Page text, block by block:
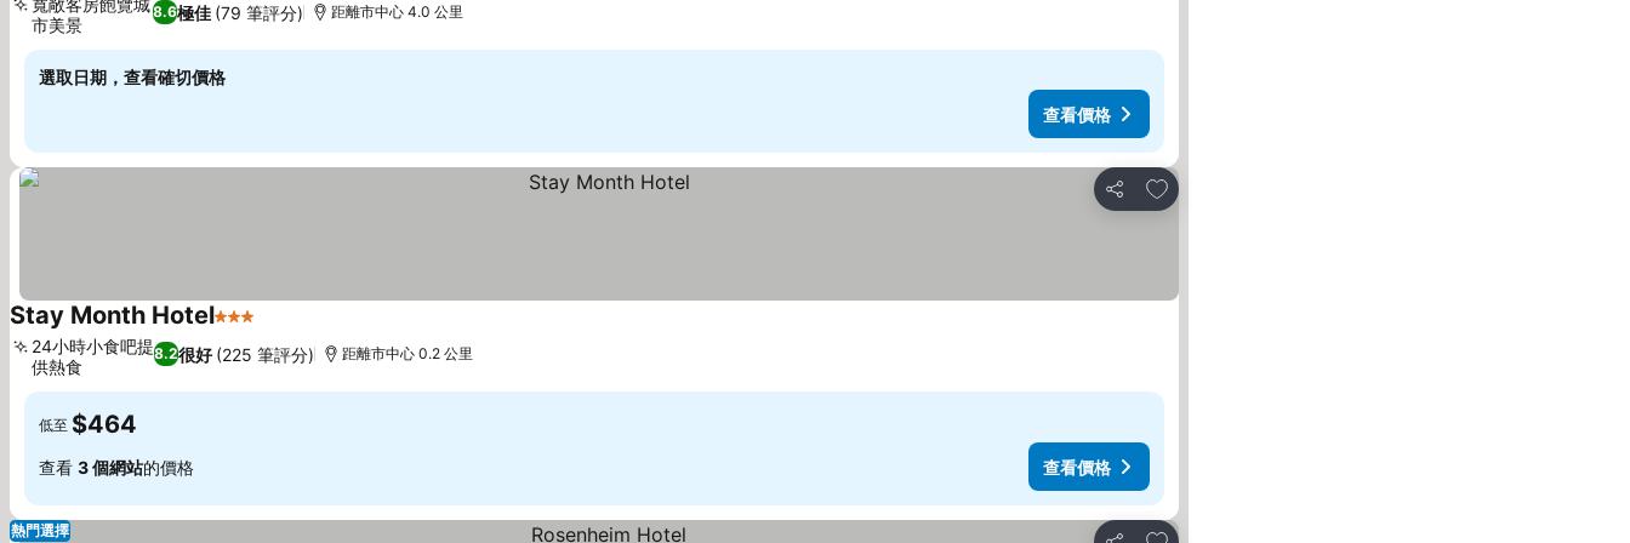
8.6極佳 (79 筆評分)
寬敞客房飽覽城
市美景
距離市中心 4.0 公里
選取日期，查看確切價格
查看價格
分享
放到收藏夾
Stay Month Hotel3 星級
8.2很好 (225 筆評分)
24小時小食吧提
供熱食
距離市中心 0.2 公里
低至 $464
查看 3 個網站的價格 查看價格
放到收藏夾
熱門選擇